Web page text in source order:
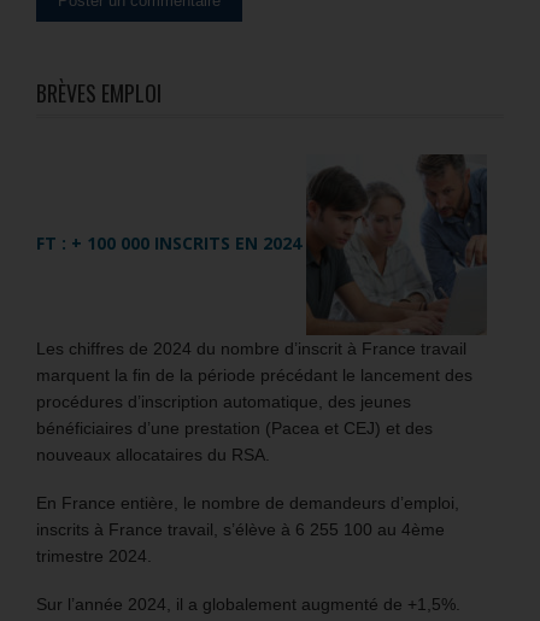
BRÈVES EMPLOI
FT : + 100 000 INSCRITS EN 2024
Les chiffres de 2024 du nombre d’inscrit à France travail
marquent la fin de la période précédant le lancement des
procédures d’inscription automatique, des jeunes
bénéficiaires d’une prestation (Pacea et CEJ) et des
nouveaux allocataires du RSA.
En France entière, le nombre de demandeurs d’emploi,
inscrits à France travail, s’élève à 6 255 100 au 4ème
trimestre 2024.
Sur l’année 2024, il a globalement augmenté de +1,5%.